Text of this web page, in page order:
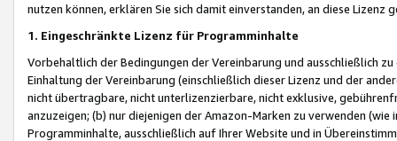
nutzen können, erklären Sie sich damit einverstanden, an diese Lizenz
1. Eingeschränkte Lizenz für Programminhalte
Vorbehaltlich der Bedingungen der Vereinbarung und ausschließlich
Einhaltung der Vereinbarung (einschließlich dieser Lizenz und der
nicht übertragbare, nicht unterlizenzierbare, nicht exklusive,
anzuzeigen; (b) nur diejenigen der Amazon-Marken zu verwenden
Programminhalte, ausschließlich auf Ihrer Website und in